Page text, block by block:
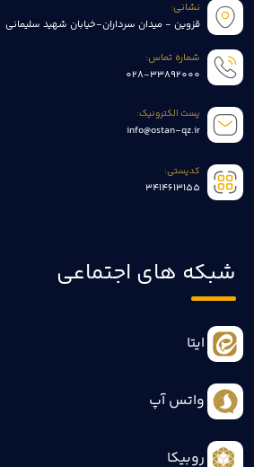
نشانی:
قزوین - میدان سرداران-خیابان شهید سلیمانی
شماره تماس:
028-33892000
پست الکترونیک:
info@ostan-qz.ir
کدپستی:
3414613155
شبکه های اجتماعی
ایتا
واتس آپ
روبیکا